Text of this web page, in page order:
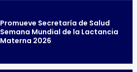
Promueve Secretaría de Salud
Semana Mundial de la Lactancia
Materna 2026